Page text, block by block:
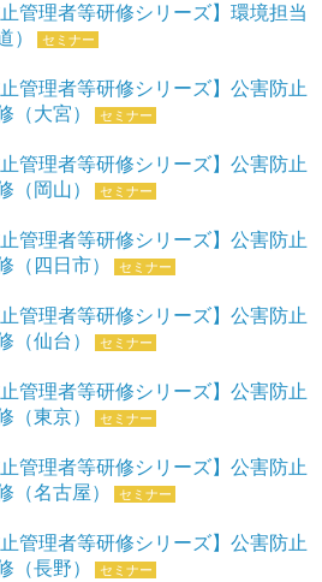
止管理者等研修シリーズ】環境担当
）
セミナー
止管理者等研修シリーズ】公害防止
（大宮）
セミナー
止管理者等研修シリーズ】公害防止
（岡山）
セミナー
止管理者等研修シリーズ】公害防止
（四日市）
セミナー
止管理者等研修シリーズ】公害防止
（仙台）
セミナー
止管理者等研修シリーズ】公害防止
（東京）
セミナー
止管理者等研修シリーズ】公害防止
（名古屋）
セミナー
止管理者等研修シリーズ】公害防止
（長野）
セミナー